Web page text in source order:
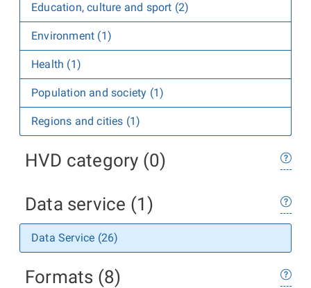
Education, culture and sport (2)
Environment (1)
Health (1)
Population and society (1)
Regions and cities (1)
HVD category (0)
Data service (1)
Data Service (26)
Formats (8)